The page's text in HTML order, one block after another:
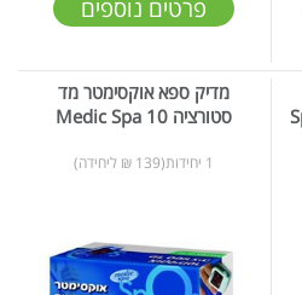
פרטים נוספים
מדיק ספא אוקסימטר מד
סטורציה 10 Medic Spa
1 יחידות(139 ₪ ליחידה)